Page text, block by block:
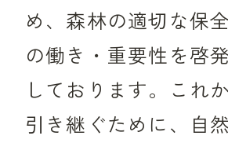
め、森林の適切な保
の働き・重要性を啓
しております。これ
引き継ぐために、自